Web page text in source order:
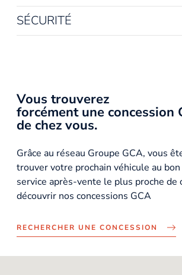
SÉCURITÉ
Vous trouverez
forcément une concession
de chez vous.
Grâce au réseau Groupe GCA, vous
trouver votre prochain véhicule au
service après-vente le plus proche de
découvrir nos concessions GCA
RECHERCHER UNE CONCESSION